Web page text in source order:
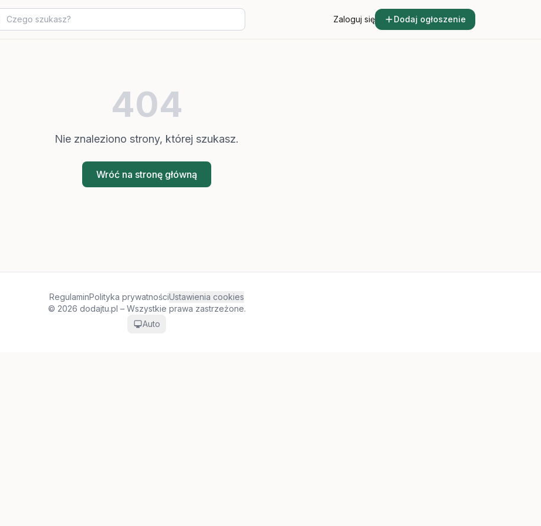
Zaloguj się Dodaj ogłoszenie
404
Nie znaleziono strony, której szukasz.
Wróć na stronę główną
RegulaminPolityka prywatnościUstawienia cookies
© 2026 dodajtu.pl – Wszystkie prawa zastrzeżone.
Auto